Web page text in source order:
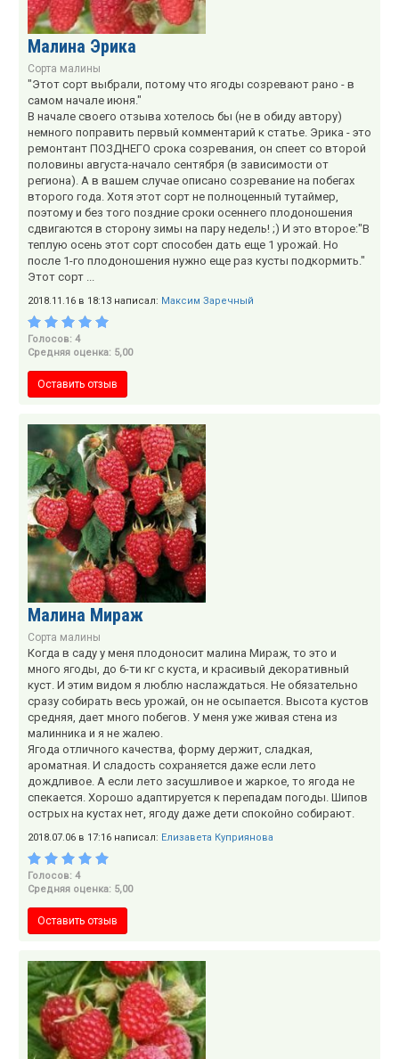
Малина Эрика
Сорта малины
"Этот сорт выбрали, потому что ягоды созревают рано - в
самом начале июня."
В начале своего отзыва хотелось бы (не в обиду автору)
немного поправить первый комментарий к статье. Эрика - это
ремонтант ПОЗДНЕГО срока созревания, он спеет со второй
половины августа-начало сентября (в зависимости от
региона). А в вашем случае описано созревание на побегах
второго года. Хотя этот сорт не полноценный тутаймер,
поэтому и без того поздние сроки осеннего плодоношения
сдвигаются в сторону зимы на пару недель! ;) И это второе:"В
теплую осень этот сорт способен дать еще 1 урожай. Но
после 1-го плодоношения нужно еще раз кусты подкормить."
Этот сорт ...
2018.11.16 в 18:13 написал: Максим Заречный
Голосов: 4
Средняя оценка: 5,00
Оставить отзыв
Малина Мираж
Сорта малины
Когда в саду у меня плодоносит малина Мираж, то это и
много ягоды, до 6-ти кг с куста, и красивый декоративный
куст. И этим видом я люблю наслаждаться. Не обязательно
сразу собирать весь урожай, он не осыпается. Высота кустов
средняя, дает много побегов. У меня уже живая стена из
малинника и я не жалею.
Ягода отличного качества, форму держит, сладкая,
ароматная. И сладость сохраняется даже если лето
дождливое. А если лето засушливое и жаркое, то ягода не
спекается. Хорошо адаптируется к перепадам погоды. Шипов
острых на кустах нет, ягоду даже дети спокойно собирают.
2018.07.06 в 17:16 написал: Елизавета Куприянова
Голосов: 4
Средняя оценка: 5,00
Оставить отзыв